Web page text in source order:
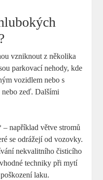
vzniknout z‍ několika
parkovací nehody, kde
vozidlem nebo s
zeď. Dalšími
⁣například větve stromů⁢
se​ odrážejí od vozovky.
nekvalitního čisticího
techniky při mytí
laku.